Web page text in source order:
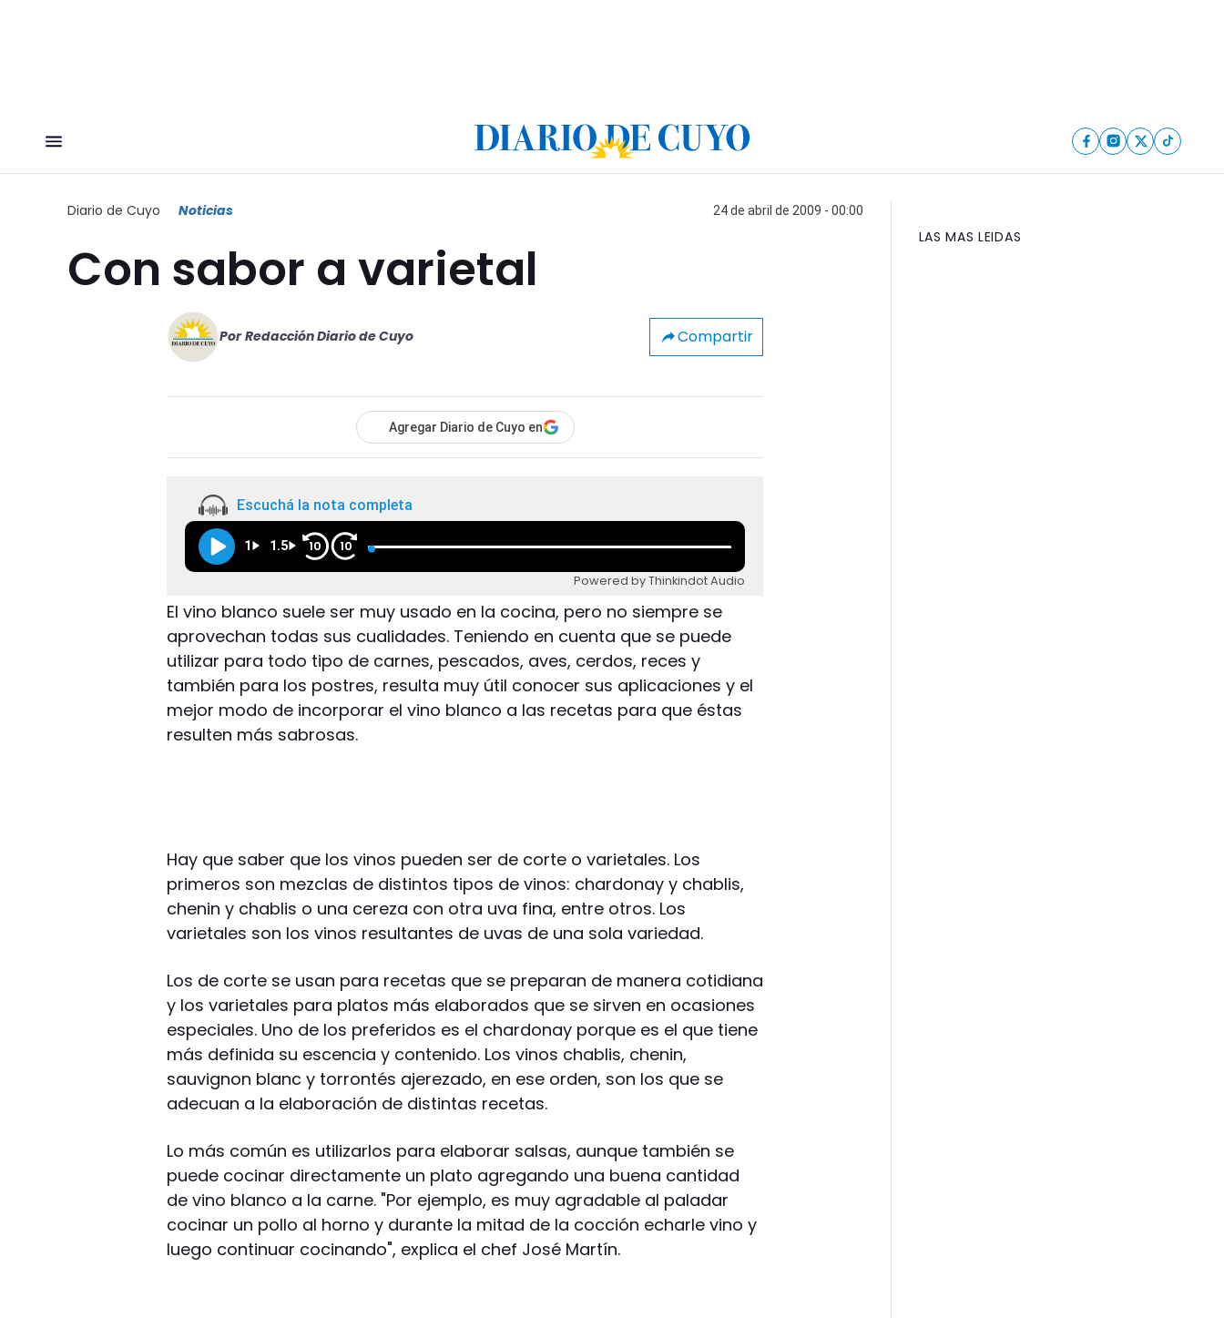
Diario de Cuyo Noticias 24 de abril de 2009 - 00:00
Con sabor a varietal
Por Redacción Diario de Cuyo Compartir
Agregar Diario de Cuyo en
Escuchá la nota completa
1 1.5 10 10
Powered by Thinkindot Audio
El vino blanco suele ser muy usado en la cocina, pero no siempre se
aprovechan todas sus cualidades. Teniendo en cuenta que se puede
utilizar para todo tipo de carnes, pescados, aves, cerdos, reces y
también para los postres, resulta muy útil conocer sus aplicaciones y el
mejor modo de incorporar el vino blanco a las recetas para que éstas
resulten más sabrosas.
Hay que saber que los vinos pueden ser de corte o varietales. Los
primeros son mezclas de distintos tipos de vinos: chardonay y chablis,
chenin y chablis o una cereza con otra uva fina, entre otros. Los
varietales son los vinos resultantes de uvas de una sola variedad.
Los de corte se usan para recetas que se preparan de manera cotidiana
y los varietales para platos más elaborados que se sirven en ocasiones
especiales. Uno de los preferidos es el chardonay porque es el que tiene
más definida su escencia y contenido. Los vinos chablis, chenin,
sauvignon blanc y torrontés ajerezado, en ese orden, son los que se
adecuan a la elaboración de distintas recetas.
Lo más común es utilizarlos para elaborar salsas, aunque también se
puede cocinar directamente un plato agregando una buena cantidad
de vino blanco a la carne. "Por ejemplo, es muy agradable al paladar
cocinar un pollo al horno y durante la mitad de la cocción echarle vino y
luego continuar cocinando", explica el chef José Martín.
LAS MAS LEIDAS